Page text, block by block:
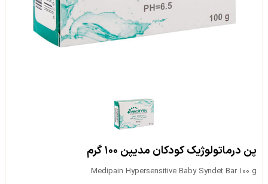
پن درماتولوژیک کودکان مدیپن ۱۰۰ گرم
Medipain Hypersensitive Baby Syndet Bar 100 g